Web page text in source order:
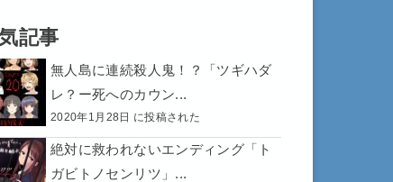
記事
無人島に連続殺人鬼！？「ツギハダ
レ？ー死へのカウン...
2020年1月28日 に投稿された
絶対に救われないエンディング「ト
ガビトノセンリツ」...